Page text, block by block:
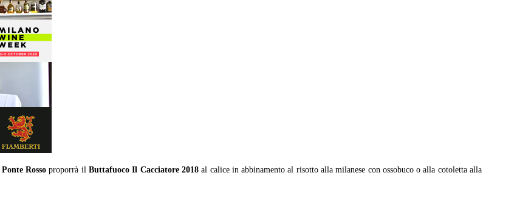
Ponte Rosso proporrà ilButtafuoco Il Cacciatore 2018al calice in abbinamento al risotto alla milanese con ossobuco o alla cotoletta alla